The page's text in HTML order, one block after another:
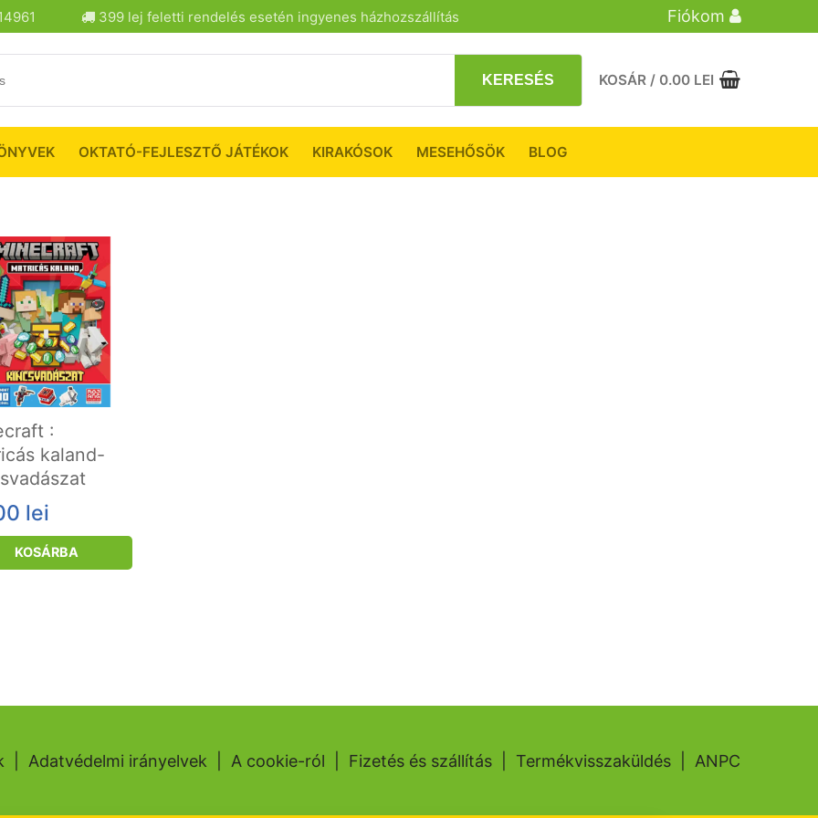
399 lej feletti rendelés esetén ingyenes házhozszállítás Fiókom
KERESÉS KOSÁR / 0.00 LEI
OKTATÓ-FEJLESZTŐ JÁTÉKOK KIRAKÓSOK MESEHŐSÖK BLOG
:
kaland-
lei
KOSÁRBA
Adatvédelmi irányelvek A cookie-ról Fizetés és szállítás Termékvisszaküldés ANPC